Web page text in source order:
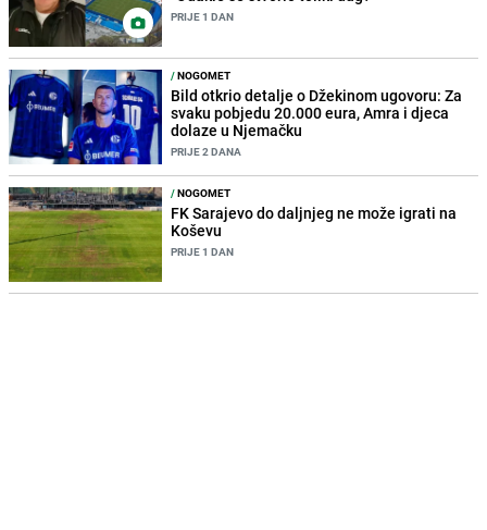
PRIJE 1 DAN
/NOGOMET
Bild otkrio detalje o Džekinom ugovoru: Za
svaku pobjedu 20.000 eura, Amra i djeca
dolaze u Njemačku
PRIJE 2 DANA
/NOGOMET
FK Sarajevo do daljnjeg ne može igrati na
Koševu
PRIJE 1 DAN